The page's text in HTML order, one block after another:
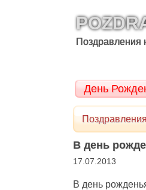
Поздравления
День
В день
17.07.2013
В день